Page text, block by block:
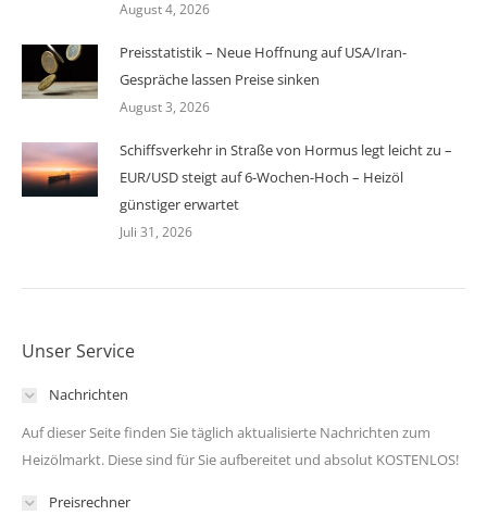
August 4, 2026
Preisstatistik – Neue Hoffnung auf USA/Iran-
Gespräche lassen Preise sinken
August 3, 2026
Schiffsverkehr in Straße von Hormus legt leicht zu –
EUR/USD steigt auf 6-Wochen-Hoch – Heizöl
günstiger erwartet
Juli 31, 2026
Unser Service
Nachrichten
Auf dieser Seite finden Sie täglich aktualisierte Nachrichten zum
Heizölmarkt. Diese sind für Sie aufbereitet und absolut KOSTENLOS!
Preisrechner